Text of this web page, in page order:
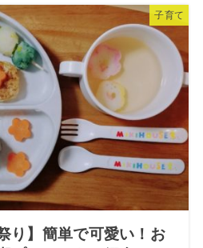
子育て
り】簡単で可愛い！お